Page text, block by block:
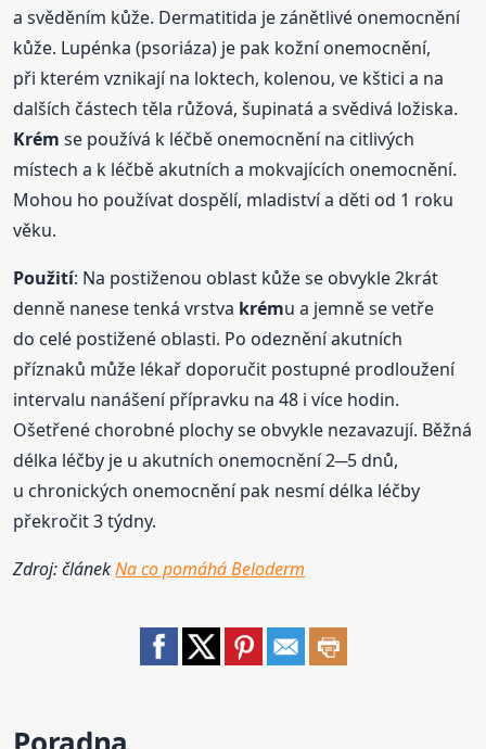
a svěděním kůže. Dermatitida je zánětlivé onemocnění
kůže. Lupénka (psoriáza) je pak kožní onemocnění,
při kterém vznikají na loktech, kolenou, ve kštici a na
dalších částech těla růžová, šupinatá a svědivá ložiska.
Krém se používá k léčbě onemocnění na citlivých
místech a k léčbě akutních a mokvajících onemocnění.
Mohou ho používat dospělí, mladiství a děti od 1 roku
věku.
Použití: Na postiženou oblast kůže se obvykle 2krát
denně nanese tenká vrstva krému a jemně se vetře
do celé postižené oblasti. Po odeznění akutních
příznaků může lékař doporučit postupné prodloužení
intervalu nanášení přípravku na 48 i více hodin.
Ošetřené chorobné plochy se obvykle nezavazují. Běžná
délka léčby je u akutních onemocnění 2─5 dnů,
u chronických onemocnění pak nesmí délka léčby
překročit 3 týdny.
Zdroj: článekNa co pomáhá Beloderm